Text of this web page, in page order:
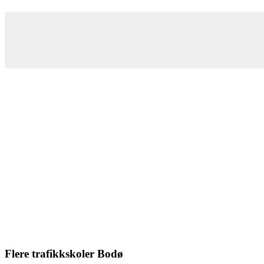
Flere trafikkskoler Bodø